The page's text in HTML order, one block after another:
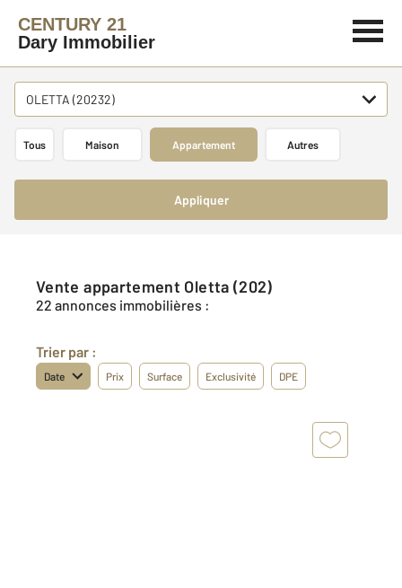
CENTURY 21
Dary Immobilier
OLETTA (20232)
Tous Maison Appartement Autres
Appliquer
Vente appartement Oletta (202)
22 annonces immobilières :
Trier par :
Date Prix Surface Exclusivité DPE